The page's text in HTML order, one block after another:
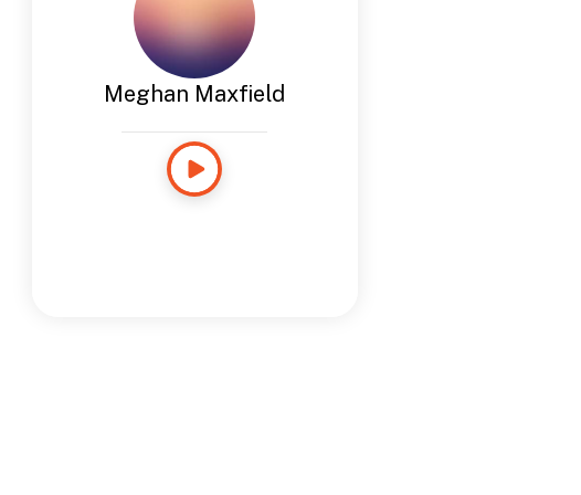
Meghan Maxfield